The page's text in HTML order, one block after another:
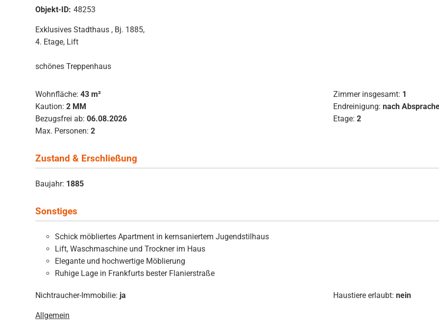
Objekt-ID: 48253
Exklusives Stadthaus , Bj. 1885,
4. Etage, Lift
schönes Treppenhaus
Wohnfläche: 43 m² Zimmer insgesamt: 1
Kaution: 2 MM Endreinigung: nach
Bezugsfrei ab: 06.08.2026 Etage: 2
Max. Personen: 2
Zustand & Erschließung
Baujahr: 1885
Sonstiges
Schick möbliertes Apartment in kernsaniertem Jugendstilhaus
Lift, Waschmaschine und Trockner im Haus
Elegante und hochwertige Möblierung
Ruhige Lage in Frankfurts bester Flanierstraße
Nichtraucher-Immobilie: ja Haustiere erlaubt: nein
Allgemein